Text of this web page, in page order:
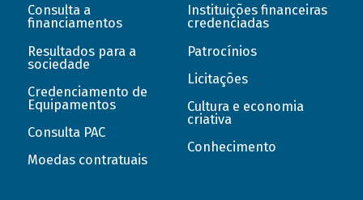
Consulta a
financiamentos
Resultados para a
sociedade
Credenciamento de
Equipamentos
Consulta PAC
Moedas contratuais
Instituições financeiras
credenciadas
Patrocínios
Licitações
Cultura e economia
criativa
Conhecimento